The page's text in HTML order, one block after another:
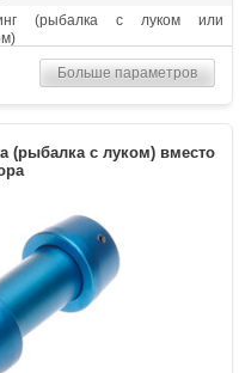
(рыбалка с луком или
Больше параметров
(рыбалка с луком) вместо